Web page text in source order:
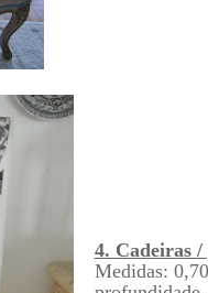
4. Cadeiras
Medidas: